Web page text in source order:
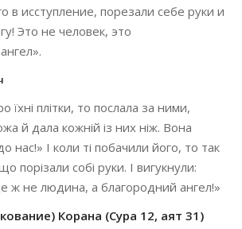
в исступление, порезали себе руки и
Это не человек, это
їхні плітки, то послала за ними,
й дала кожній із них ніж. Вона
нас!» І коли ті побачили його, то так
порізали собі руки. І вигукнули:
ж не людина, а благородний ангел!»
Корана (Сура 12, аят 31)